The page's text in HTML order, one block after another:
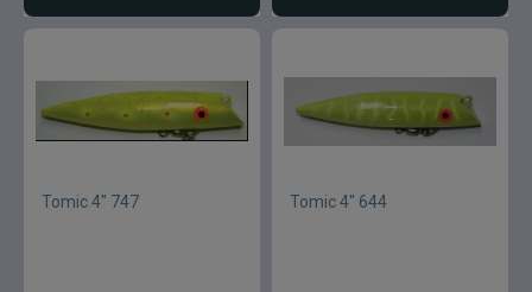
Tomic 4" 747 Tomic 4" 644